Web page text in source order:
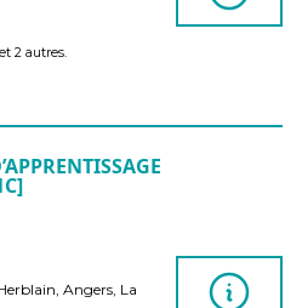
2 autres.
Angers, La